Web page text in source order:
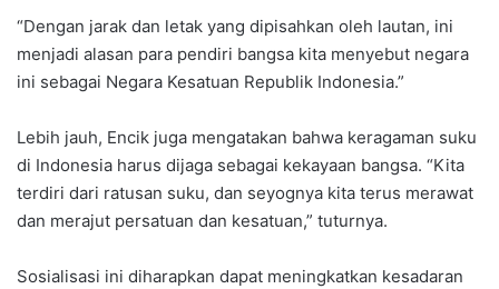
“Dengan jarak dan letak yang dipisahkan oleh lautan, ini
menjadi alasan para pendiri bangsa kita menyebut negara
ini sebagai Negara Kesatuan Republik Indonesia.”
Lebih jauh, Encik juga mengatakan bahwa keragaman suku
di Indonesia harus dijaga sebagai kekayaan bangsa. “Kita
terdiri dari ratusan suku, dan seyognya kita terus merawat
dan merajut persatuan dan kesatuan,” tuturnya.
Sosialisasi ini diharapkan dapat meningkatkan kesadaran